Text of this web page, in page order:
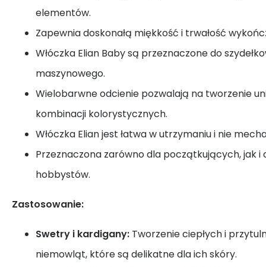
elementów.
Zapewnia doskonałą miękkość i trwałość
Włóczka Elian Baby są przeznaczone do
maszynowego.
Wielobarwne odcienie pozwalają na tworzenie
kombinacji kolorystycznych.
Włóczka Elian jest łatwa w utrzymaniu i nie
Przeznaczona zarówno dla początkujących, jak i
hobbystów.
Zastosowanie:
Swetry i kardigany: Tworzenie ciepłych i
niemowląt, które są delikatne dla ich skóry.